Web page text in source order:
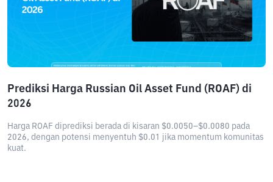
Prediksi Harga Russian Oil Asset Fund (ROAF) di
2026
Harga ROAF diprediksi berada di kisaran $0.0050–$0.0080 pada
2026, dengan potensi menyentuh $0.01 jika momentum komunitas
kuat.